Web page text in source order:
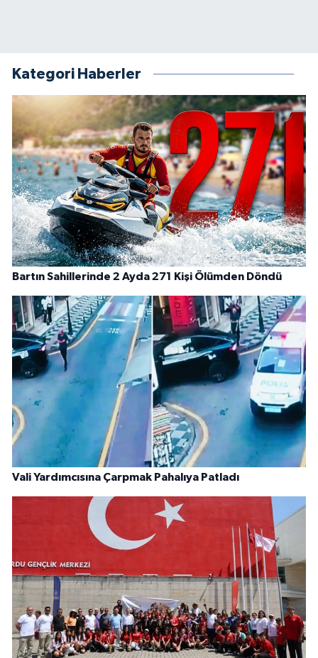
Kategori Haberler
Bartın Sahillerinde 2 Ayda 271 Kişi Ölümden Döndü
Vali Yardımcısına Çarpmak Pahalıya Patladı